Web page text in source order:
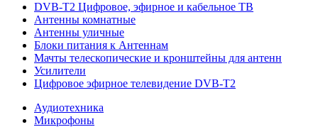
DVB-T2 Цифровое, эфирное и кабельное ТВ
Антенны комнатные
Антенны уличные
Блоки питания к Антеннам
Мачты телескопические и кронштейны для антенн
Усилители
Цифровое эфирное телевидение DVB-Т2
Аудиотехника
Микрофоны